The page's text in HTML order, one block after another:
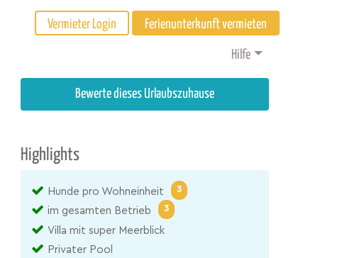
Vermieter Login Ferienunterkunft vermieten
Hilfe
Bewerte dieses Urlaubszuhause
Highlights
Hunde pro Wohneinheit 3
im gesamten Betrieb 3
Villa mit super Meerblick
Privater Pool